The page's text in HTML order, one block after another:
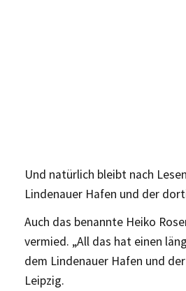
Und natürlich bleibt nach
Lindenauer Hafen und der
Auch das benannte Heiko
vermied. „All das hat einen
dem Lindenauer Hafen und
Leipzig.